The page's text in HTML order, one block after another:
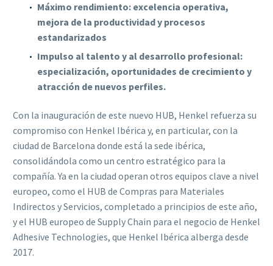
Máximo rendimiento: excelencia operativa,
mejora de la productividad y procesos
estandarizados
Impulso al talento y al desarrollo profesional:
especialización, oportunidades de crecimiento y
atracción de nuevos perfiles.
Con la inauguración de este nuevo HUB, Henkel refuerza su
compromiso con Henkel Ibérica y, en particular, con la
ciudad de Barcelona donde está la sede ibérica,
consolidándola como un centro estratégico para la
compañía. Ya en la ciudad operan otros equipos clave a nivel
europeo, como el HUB de Compras para Materiales
Indirectos y Servicios, completado a principios de este año,
y el HUB europeo de Supply Chain para el negocio de Henkel
Adhesive Technologies, que Henkel Ibérica alberga desde
2017.